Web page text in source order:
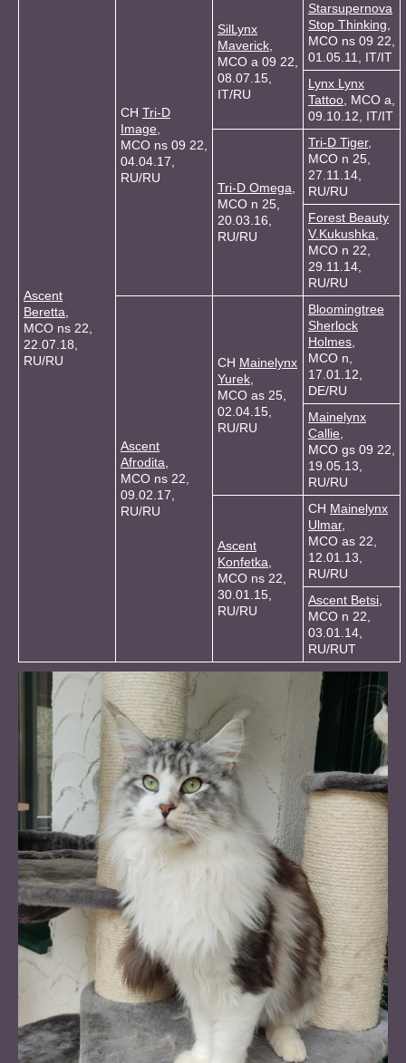
Ascent
Beretta,
MCO ns 22,
22.07.18,
RU/RU
CH Tri-D
Image,
MCO ns 09 22,
04.04.17,
RU/RU
SilLynx
Maverick,
MCO a 09 22,
08.07.15,
IT/RU
Starsupernova
Stop Thinking,
MCO ns 09 22,
01.05.11, IT/IT
Lynx Lynx
Tattoo, MCO a,
09.10.12, IT/IT
Tri-D Omega,
MCO n 25,
20.03.16,
RU/RU
Tri-D Tiger,
MCO n 25,
27.11.14,
RU/RU
Forest Beauty
V.Kukushka,
MCO n 22,
29.11.14,
RU/RU
Ascent
Afrodita,
MCO ns 22,
09.02.17,
RU/RU
CH Mainelynx
Yurek,
MCO as 25,
02.04.15,
RU/RU
Bloomingtree
Sherlock
Holmes,
MCO n,
17.01.12,
DE/RU
Mainelynx
Callie,
MCO gs 09 22,
19.05.13,
RU/RU
Ascent
Konfetka,
MCO ns 22,
30.01.15,
RU/RU
CH Mainelynx
Ulmar,
MCO as 22,
12.01.13,
RU/RU
Ascent Betsi,
MCO n 22,
03.01.14,
RU/RUT